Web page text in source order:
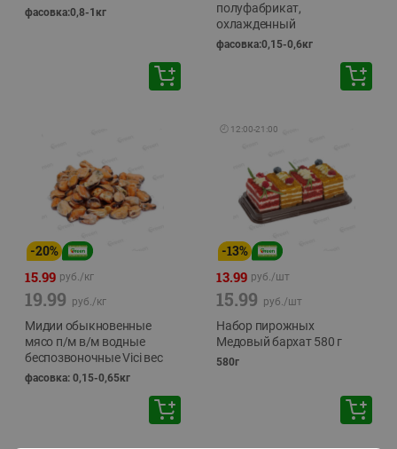
фасовка:0,8-1кг
полуфабрикат,
охлажденный
фасовка:0,15-0,6кг
-20%
15.99 руб./кг
19.99 руб./кг
Мидии обыкновенные
мясо п/м в/м водные
беспозвоночные Vici вес
фасовка: 0,15-0,65кг
🕘 12:00-21:00
-13%
13.99 руб./шт
15.99 руб./шт
Набор пирожных
Медовый бархат 580 г
580г